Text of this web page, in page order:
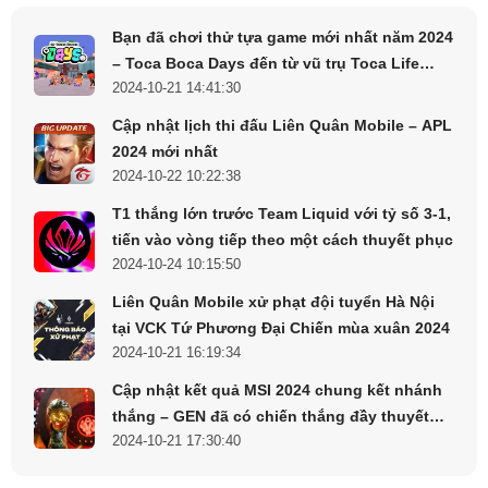
và đầy thách thức cho người chơi. Sự lan tỏa mạnh mẽ
này hứa hẹn sẽ tiếp tục thúc đẩy sự phát triển và nâng cao
trình độ của cộng đồng game thủ Việt Nam trong thời gian
Streamer Việt Nam
Từ khi ra mắt, Clove đã thực sự tạo nên một cơn sốt trong
Bạn đã chơi thử tựa game mới nhất năm 2024
– Toca Boca Days đến từ vũ trụ Toca Life
World chưa ?
2024-10-21 14:41:30
Cập nhật lịch thi đấu Liên Quân Mobile – APL
2024 mới nhất
2024-10-22 10:22:38
T1 thắng lớn trước Team Liquid với tỷ số 3-1,
tiến vào vòng tiếp theo một cách thuyết phục
2024-10-24 10:15:50
Liên Quân Mobile xử phạt đội tuyển Hà Nội
tại VCK Tứ Phương Đại Chiến mùa xuân 2024
2024-10-21 16:19:34
Cập nhật kết quả MSI 2024 chung kết nhánh
thắng – GEN đã có chiến thắng đầy thuyết
phục trước BLG
2024-10-21 17:30:40